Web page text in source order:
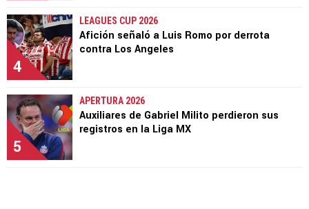
4
LEAGUES CUP 2026
Afición señaló a Luis Romo por derrota
contra Los Angeles
5
APERTURA 2026
Auxiliares de Gabriel Milito perdieron sus
registros en la Liga MX